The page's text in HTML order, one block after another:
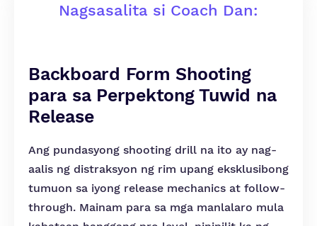
Nagsasalita si Coach Dan:
Backboard Form Shooting
para sa Perpektong Tuwid na
Release
Ang pundasyong shooting drill na ito ay nag-
aalis ng distraksyon ng rim upang eksklusibong
tumuon sa iyong release mechanics at follow-
through. Mainam para sa mga manlalaro mula